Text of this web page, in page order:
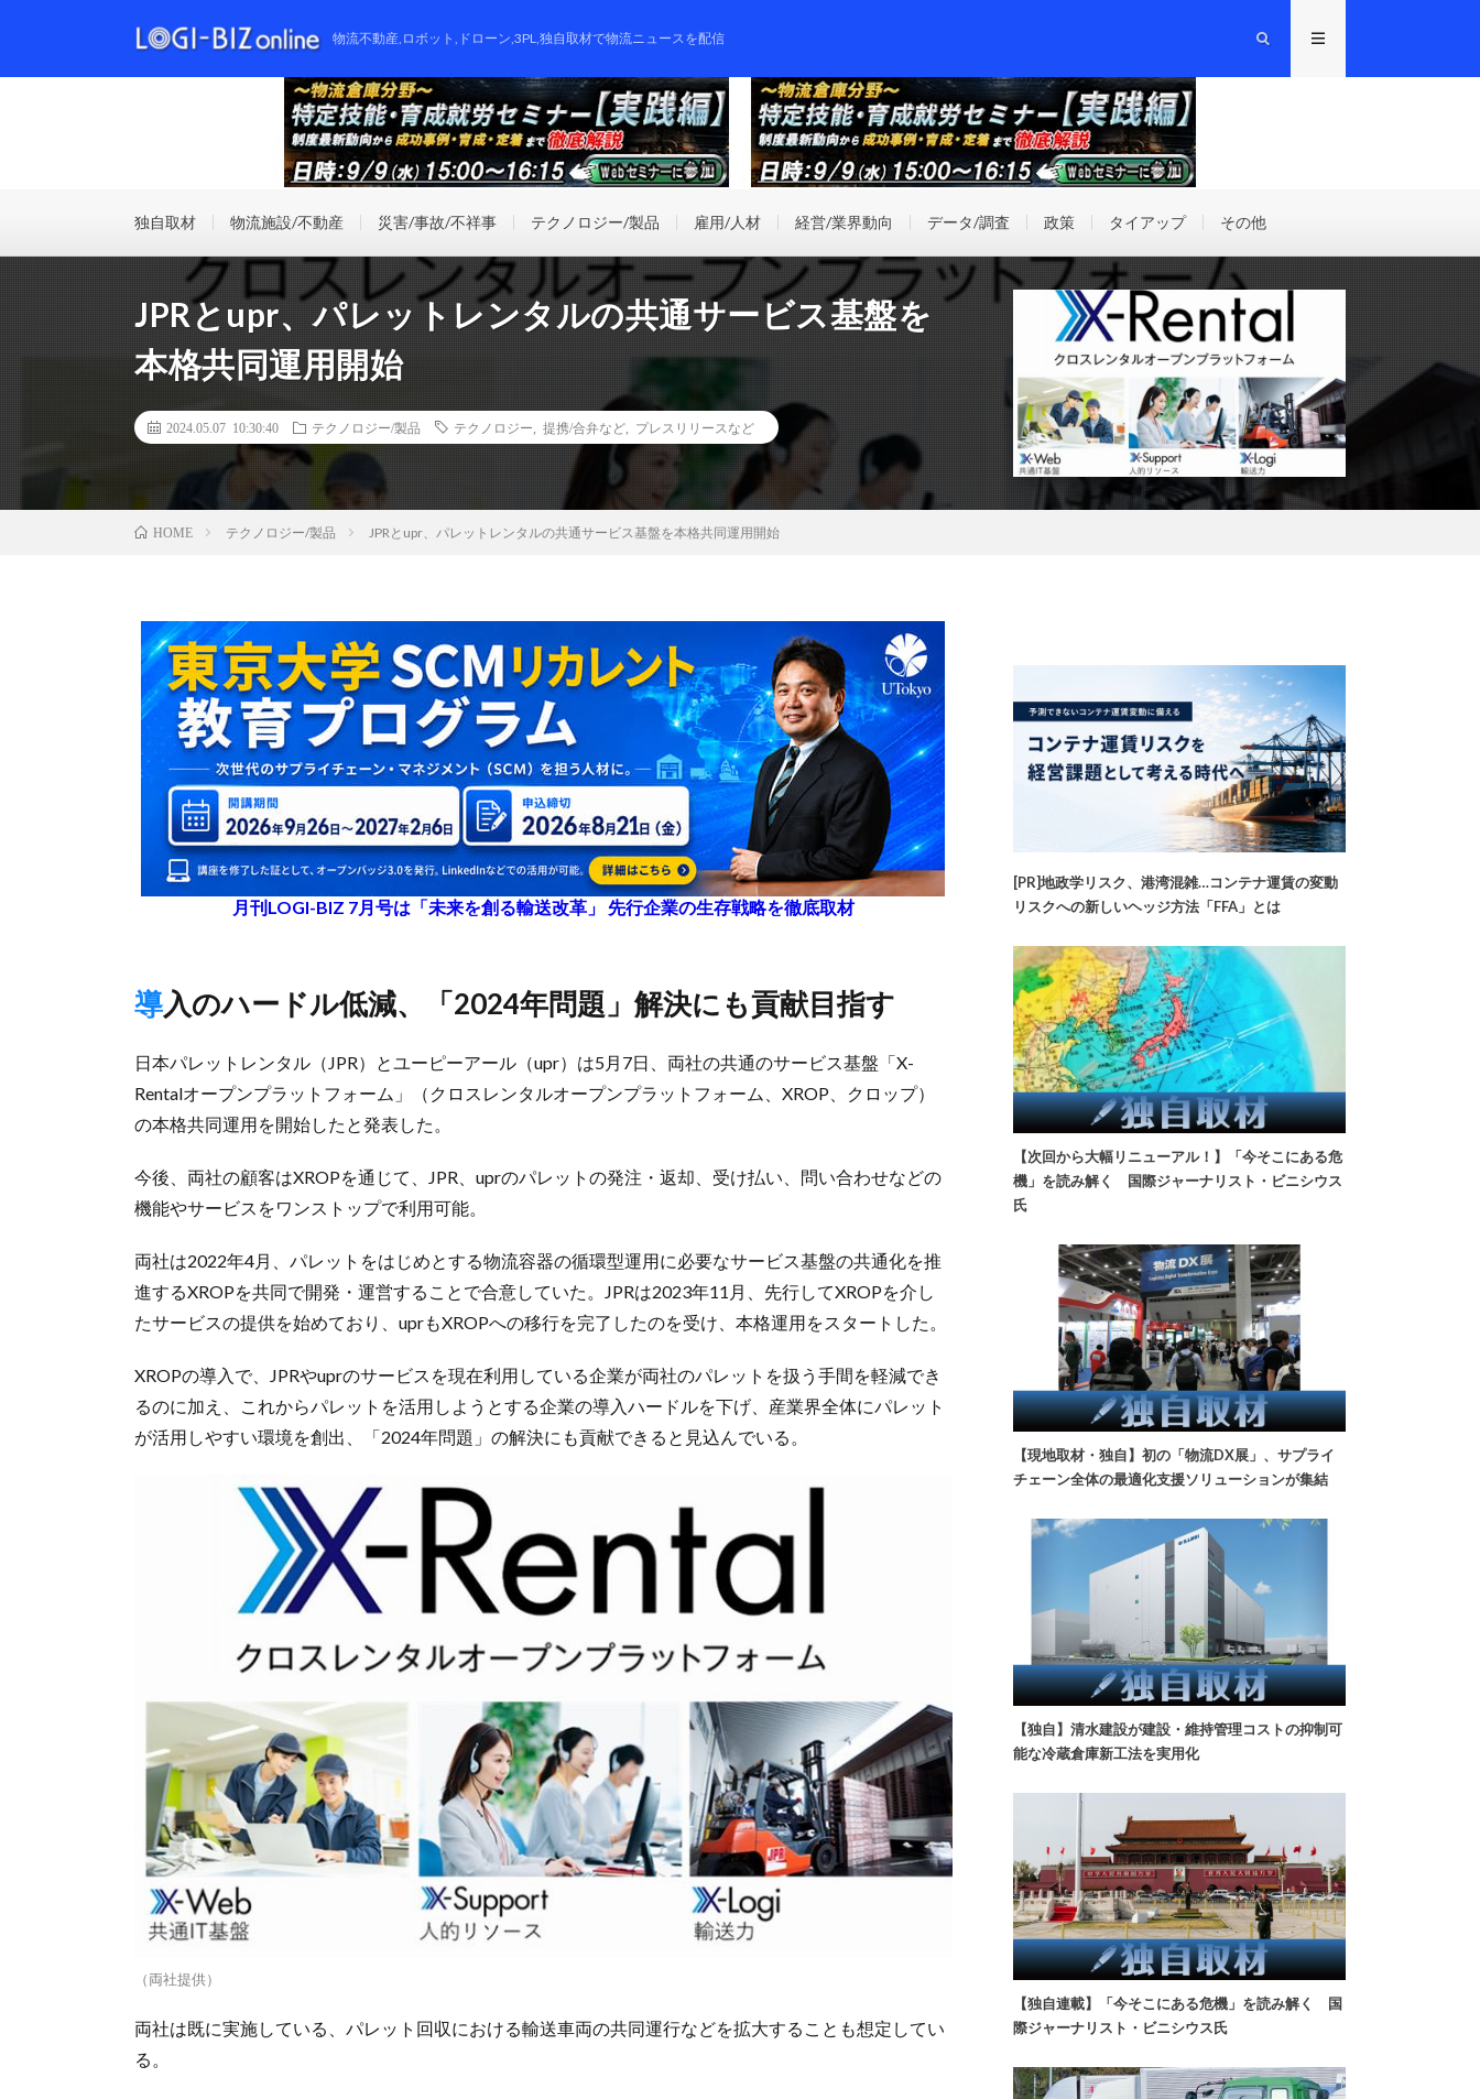
物流不動産,ロボット,ドローン,3PL,独自取材で物流ニュースを配信
独自取材 物流施設/不動産 災害/事故/不祥事 テクノロジー/製品 雇用/人材 経営/業界動向 データ/調査 政策 タイアップ その他
JPRとupr、パレットレンタルの共通サービス基盤を
本格共同運用開始
2024.05.07 10:30:40 テクノロジー/製品 テクノロジー 提携/合弁など プレスリリースなど
HOME テクノロジー/製品 JPRとupr、パレットレンタルの共通サービス基盤を本格共同運用開始
月刊LOGI-BIZ 7月号は「未来を創る輸送改革」 先行企業の生存戦略を徹底取材
導入のハードル低減、「2024年問題」解決にも貢献目指す
日本パレットレンタル（JPR）とユーピーアール（upr）は5月7日、両社の共通のサービス基盤「X-
Rentalオープンプラットフォーム」（クロスレンタルオープンプラットフォーム、XROP、クロップ）
の本格共同運用を開始したと発表した。
今後、両社の顧客はXROPを通じて、JPR、uprのパレットの発注・返却、受け払い、問い合わせなどの
機能やサービスをワンストップで利用可能。
両社は2022年4月、パレットをはじめとする物流容器の循環型運用に必要なサービス基盤の共通化を推
進するXROPを共同で開発・運営することで合意していた。JPRは2023年11月、先行してXROPを介し
たサービスの提供を始めており、uprもXROPへの移行を完了したのを受け、本格運用をスタートした。
XROPの導入で、JPRやuprのサービスを現在利用している企業が両社のパレットを扱う手間を軽減でき
るのに加え、これからパレットを活用しようとする企業の導入ハードルを下げ、産業界全体にパレット
が活用しやすい環境を創出、「2024年問題」の解決にも貢献できると見込んでいる。
（両社提供）
両社は既に実施している、パレット回収における輸送車両の共同運行などを拡大することも想定してい
る。
[PR]地政学リスク、港湾混雑…コンテナ運賃の変動
リスクへの新しいヘッジ方法「FFA」とは
【次回から大幅リニューアル！】「今そこにある危
機」を読み解く 国際ジャーナリスト・ビニシウス
氏
【現地取材・独自】初の「物流DX展」、サプライ
チェーン全体の最適化支援ソリューションが集結
【独自】清水建設が建設・維持管理コストの抑制可
能な冷蔵倉庫新工法を実用化
【独自連載】「今そこにある危機」を読み解く 国
際ジャーナリスト・ビニシウス氏